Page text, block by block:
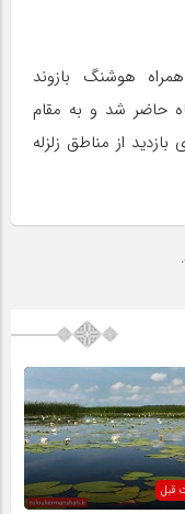
هوشنگ بازوند
حاضر شد و به مقام
از مناطق زلزله